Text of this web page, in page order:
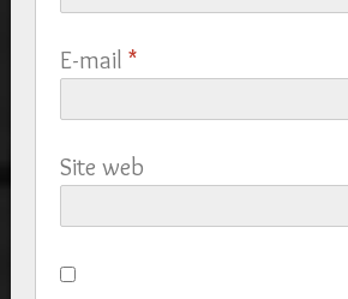
E-mail *
Site web